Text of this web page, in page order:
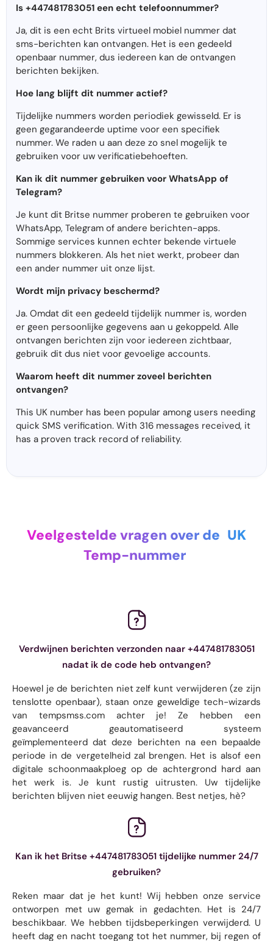
Is +447481783051 een echt telefoonnummer?
Ja, dit is een echt Brits virtueel mobiel nummer dat
sms-berichten kan ontvangen. Het is een gedeeld
openbaar nummer, dus iedereen kan de ontvangen
berichten bekijken.
Hoe lang blijft dit nummer actief?
Tijdelijke nummers worden periodiek gewisseld. Er is
geen gegarandeerde uptime voor een specifiek
nummer. We raden u aan deze zo snel mogelijk te
gebruiken voor uw verificatiebehoeften.
Kan ik dit nummer gebruiken voor WhatsApp of
Telegram?
Je kunt dit Britse nummer proberen te gebruiken voor
WhatsApp, Telegram of andere berichten-apps.
Sommige services kunnen echter bekende virtuele
nummers blokkeren. Als het niet werkt, probeer dan
een ander nummer uit onze lijst.
Wordt mijn privacy beschermd?
Ja. Omdat dit een gedeeld tijdelijk nummer is, worden
er geen persoonlijke gegevens aan u gekoppeld. Alle
ontvangen berichten zijn voor iedereen zichtbaar,
gebruik dit dus niet voor gevoelige accounts.
Waarom heeft dit nummer zoveel berichten
ontvangen?
This UK number has been popular among users needing
quick SMS verification. With 316 messages received, it
has a proven track record of reliability.
Veelgestelde vragen over de UK
Temp-nummer
Verdwijnen berichten verzonden naar +447481783051
nadat ik de code heb ontvangen?
Hoewel je de berichten niet zelf kunt verwijderen (ze zijn
tenslotte openbaar), staan ​​onze geweldige tech-wizards
van tempsmss.com achter je! Ze hebben een
geavanceerd geautomatiseerd systeem
geïmplementeerd dat deze berichten na een bepaalde
periode in de vergetelheid zal brengen. Het is alsof een
digitale schoonmaakploeg op de achtergrond hard aan
het werk is. Je kunt rustig uitrusten. Uw tijdelijke
berichten blijven niet eeuwig hangen. Best netjes, hè?
Kan ik het Britse +447481783051 tijdelijke nummer 24/7
gebruiken?
Reken maar dat je het kunt! Wij hebben onze service
ontworpen met uw gemak in gedachten. Het is 24/7
beschikbaar. We hebben tijdsbeperkingen verwijderd. U
heeft dag en nacht toegang tot het nummer, bij regen of